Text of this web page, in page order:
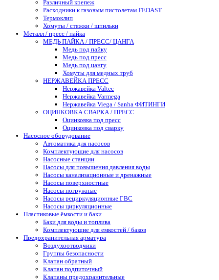
Различный крепеж
Расходники к газовым пистолетам FEDAST
Термоклип
Хомуты / стяжки / шпильки
Металл / пресс / пайка
МЕДЬ ПАЙКА / ПРЕСС/ ЦАНГА
Медь под пайку
Медь под пресс
Медь под цангу
Хомуты для медных труб
НЕРЖАВЕЙКА ПРЕСС
Нержавейка Valtec
Нержавейка Varmega
Нержавейка Viega / Sanha ФИТИНГИ
ОЦИНКОВКА СВАРКА / ПРЕСС
Оцинковка под пресс
Оцинковка под сварку
Насосное оборудование
Автоматика для насосов
Комплектующие для насосов
Насосные станции
Насосы для повышения давления воды
Насосы канализационные и дренажные
Насосы поверхностные
Насосы погружные
Насосы рециркуляционные ГВС
Насосы циркуляционные
Пластиковые ёмкости и баки
Баки для воды и топлива
Комплектующие для емкостей / баков
Предохранительная арматура
Воздухоотводчики
Группы безопасности
Клапан обратный
Клапан подпиточный
Клапаны предохранительные